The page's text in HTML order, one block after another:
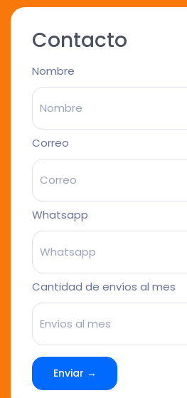
Contacto
Nombre
Correo
Whatsapp
Cantidad de envíos al mes
Enviar →